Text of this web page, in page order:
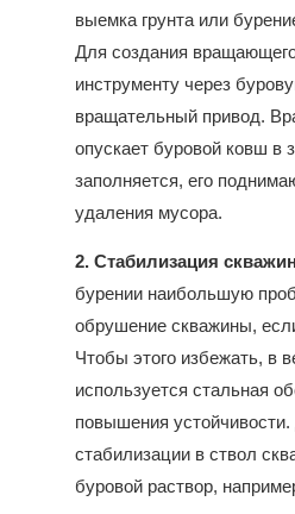
выемка грунта или
Для создания
инструменту через
вращательный привод.
опускает буровой ковш в
заполняется, его
удаления мусора.
2. Стабилизация
бурении наибольшую
обрушение скважины,
Чтобы этого избежать, в
используется стальная
повышения
стабилизации в ствол
буровой раствор,